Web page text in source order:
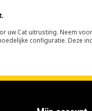
uw Cat uitrusting. Neem
configuratie. Deze